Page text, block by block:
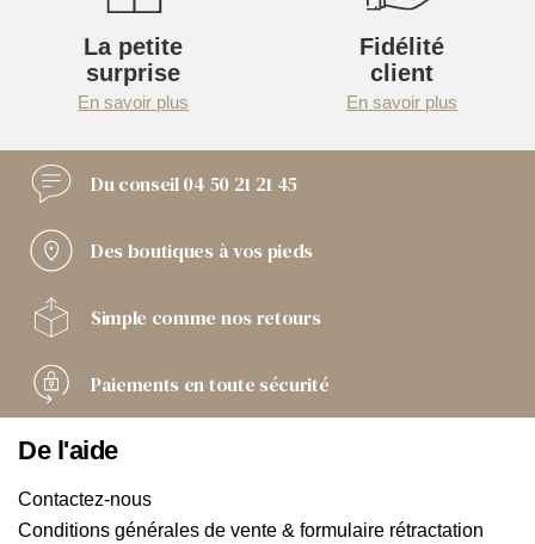
La petite
surprise
En savoir plus
Fidélité
client
En savoir plus
Du conseil04 50 21 21 45
Des boutiques à vos pieds
Simple comme nos retours
Paiements en toute sécurité
De l'aide
Contactez-nous
Conditions générales de vente & formulaire rétractation